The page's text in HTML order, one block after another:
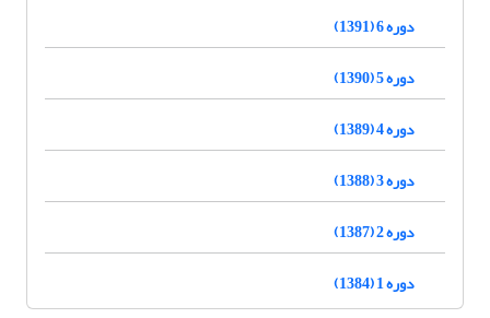
دوره 6 (1391)
دوره 5 (1390)
دوره 4 (1389)
دوره 3 (1388)
دوره 2 (1387)
دوره 1 (1384)